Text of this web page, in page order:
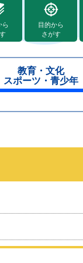
ら
目的から
さがす
教育・文化
スポーツ・青少年